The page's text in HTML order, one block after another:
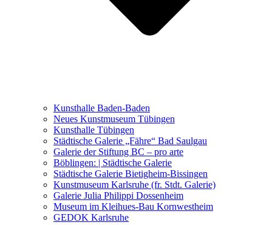
Was seither geschah
Kunstwettbewerbe, Ausschreibungen für Künstler
Kunsthalle Baden-Baden
Neues Kunstmuseum Tübingen
Kunsthalle Tübingen
Städtische Galerie „Fähre“ Bad Saulgau
Galerie der Stiftung BC – pro arte
Böblingen: | Städtische Galerie
Städtische Galerie Bietigheim-Bissingen
Kunstmuseum Karlsruhe (fr. Stdt. Galerie)
Galerie Julia Philippi Dossenheim
Museum im Kleihues-Bau Kornwestheim
GEDOK Karlsruhe